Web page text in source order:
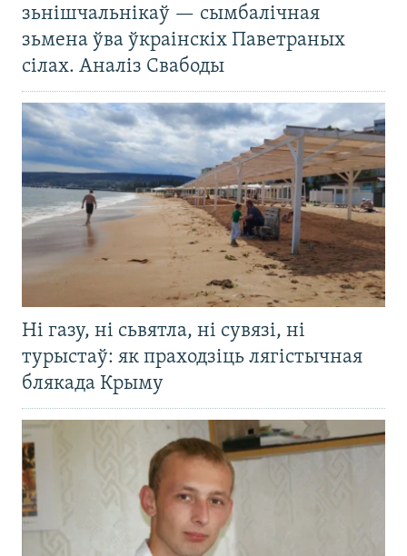
зьнішчальнікаў — сымбалічная
зьмена ўва ўкраінскіх Паветраных
сілах. Аналіз Свабоды
Ні газу, ні сьвятла, ні сувязі, ні
турыстаў: як праходзіць лягістычная
блякада Крыму